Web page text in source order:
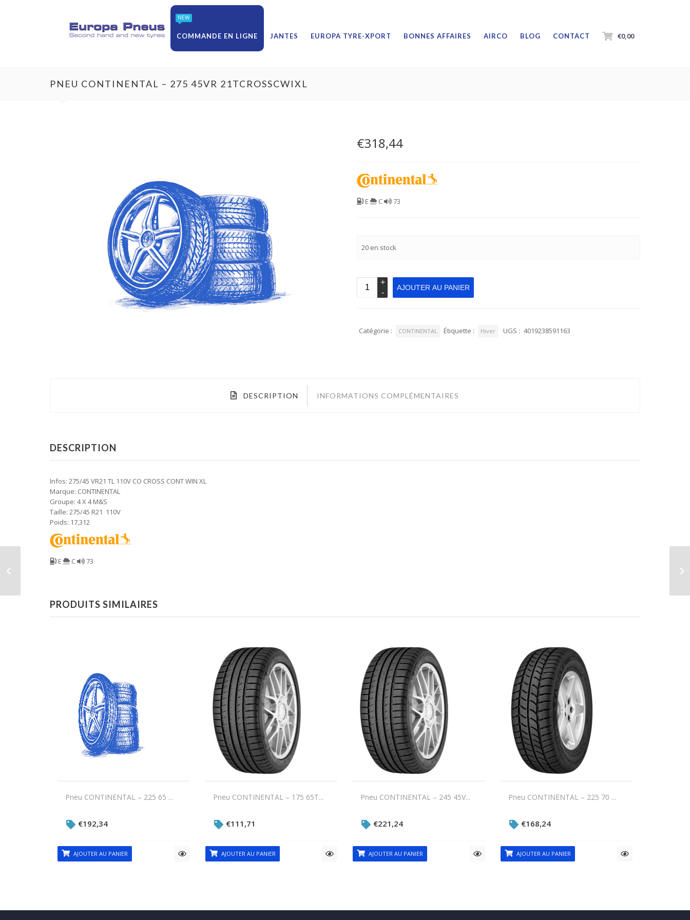
€0,00
NEW
COMMANDE EN LIGNE JANTES EUROPA TYRE-XPORT BONNES AFFAIRES AIRCO BLOG CONTACT
PNEU CONTINENTAL – 275 45VR 21TCROSSCWIXL
€318,44
E C 73
20 en stock
AJOUTER AU PANIER
Catégorie : CONTINENTAL Étiquette : Hiver UGS : 4019238591163
DESCRIPTION INFORMATIONS COMPLÉMENTAIRES
DESCRIPTION
Infos: 275/45 VR21 TL 110V CO CROSS CONT WIN XL
Marque: CONTINENTAL
Groupe: 4 X 4 M&S
Taille: 275/45 R21 110V
Poids: 17,312
E C 73
PRODUITS SIMILAIRES
Pneu CONTINENTAL – 225 65 ...
€192,34
AJOUTER AU PANIER
Pneu CONTINENTAL – 175 65T...
€111,71
AJOUTER AU PANIER
Pneu CONTINENTAL – 245 45V...
€221,24
AJOUTER AU PANIER
Pneu CONTINENTAL – 225 70 ...
€168,24
AJOUTER AU PANIER